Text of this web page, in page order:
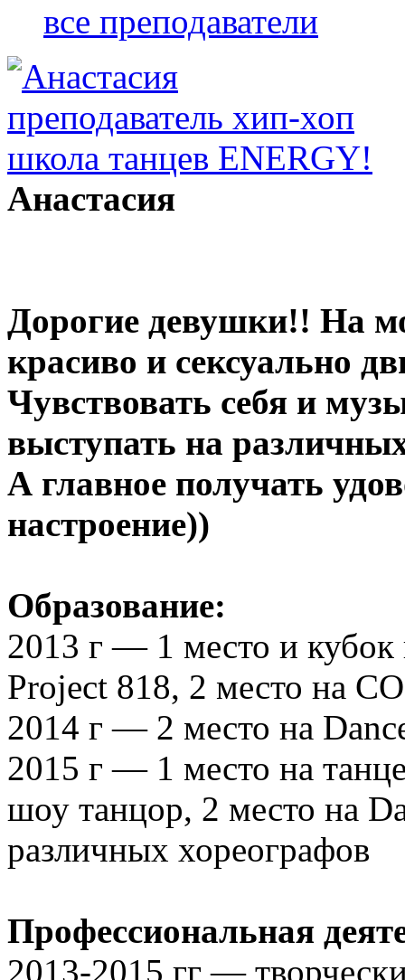
все преподаватели
Анастасия
Дорогие девушки!! На
красиво и сексуально
Чувствовать себя и
выступать на
А главное получать
настроение))
Образование:
2013 г — 1 место и кубок
Project 818, 2 место на
2014 г — 2 место на
2015 г — 1 место на
шоу танцор, 2 место на
различных хореографов
Профессиональная
2013-2015 гг —